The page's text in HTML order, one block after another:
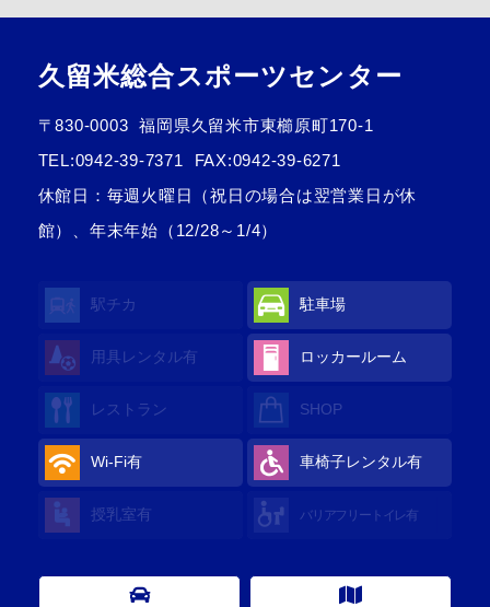
久留米総合スポーツセンター
〒830-0003
福岡県久留米市東櫛原町170-1
TEL:0942-39-7371
FAX:0942-39-6271
休館日：毎週火曜日（祝日の場合は翌営業日が休
館）、年末年始（12/28～1/4）
駅チカ 駐車場
用具レンタル有 ロッカールーム
レストラン SHOP
Wi-Fi有 車椅子レンタル有
授乳室有 バリアフリートイレ有